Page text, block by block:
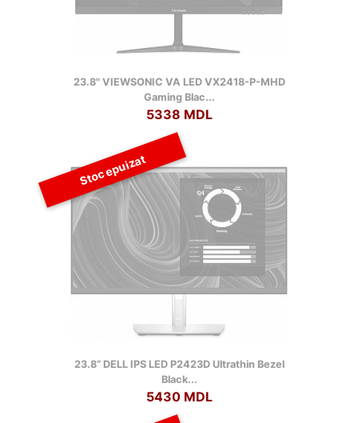
23.8" VIEWSONIC VA LED VX2418-P-MHD
Gaming Blac...
5338 MDL
Stoc epuizat
23.8” DELL IPS LED P2423D Ultrathin Bezel
Black...
5430 MDL